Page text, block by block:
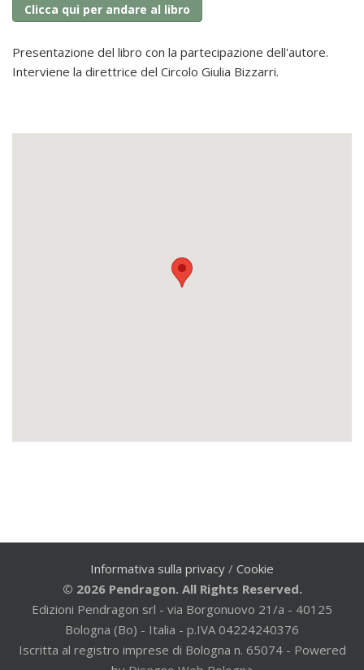
Clicca qui per andare al libro
Presentazione del libro con la partecipazione dell'autore.
Interviene la direttrice del Circolo Giulia Bizzarri.
Informativa sulla privacy / Cookie
© 2026 Pendragon. All Rights Reserved.
Edizioni Pendragon srl - via Borgonuovo 21/a - 40125
Bologna (Bo) - Italia - p.IVA 04224240376
Iscritta al registro imprese di Bologna n. 65074 - Powered